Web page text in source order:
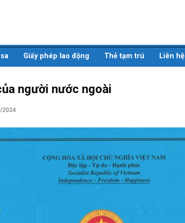
Giấy phép lao động Thẻ tạm trú Liên hệ
người nước ngoài
2024